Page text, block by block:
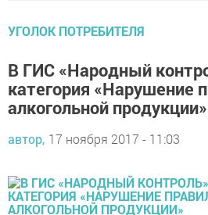
УГОЛОК ПОТРЕБИТЕЛЯ
В ГИС «Народный
категория «Нарушение
алкогольной продукции»
автор, 17 ноября 2017 - 11:03